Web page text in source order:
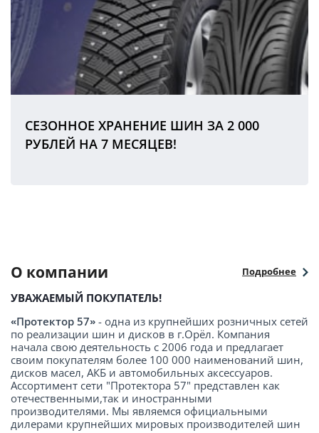
СЕЗОННОЕ ХРАНЕНИЕ ШИН ЗА 2 000
РУБЛЕЙ НА 7 МЕСЯЦЕВ!
О компании Подробнее
УВАЖАЕМЫЙ ПОКУПАТЕЛЬ!
«Протектор 57» - одна из крупнейших розничных сетей
по реализации шин и дисков в г.Орёл. Компания
начала свою деятельность с 2006 года и предлагает
своим покупателям более 100 000 наименований шин,
дисков масел, АКБ и автомобильных аксессуаров.
Ассортимент сети "Протектора 57" представлен как
отечественными,так и иностранными
производителями. Мы являемся официальными
дилерами крупнейших мировых производителей шин